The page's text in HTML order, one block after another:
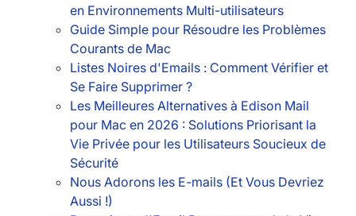
en Environnements Multi-utilisateurs
Guide Simple pour Résoudre les Problèmes
Courants de Mac
Listes Noires d'Emails : Comment Vérifier et
Se Faire Supprimer ?
Les Meilleures Alternatives à Edison Mail
pour Mac en 2026 : Solutions Priorisant la
Vie Privée pour les Utilisateurs Soucieux de
Sécurité
Nous Adorons les E-mails (Et Vous Devriez
Aussi !)